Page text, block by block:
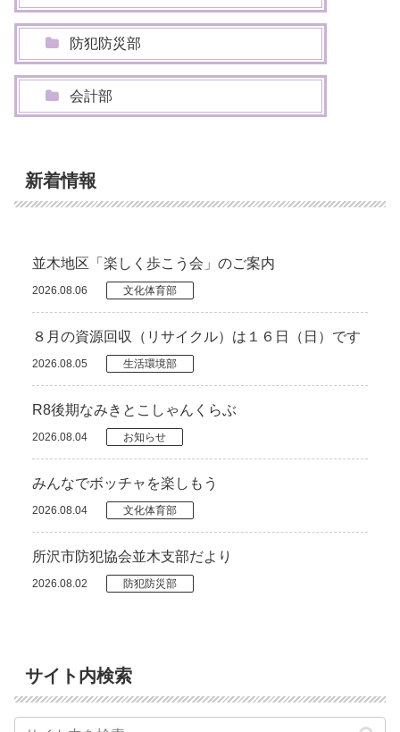
防犯防災部
会計部
新着情報
並木地区「楽しく歩こう会」のご案内
2026.08.06 文化体育部
８月の資源回収（リサイクル）は１６日（日）です
2026.08.05 生活環境部
R8後期なみきとこしゃんくらぶ
2026.08.04 お知らせ
みんなでボッチャを楽しもう
2026.08.04 文化体育部
所沢市防犯協会並木支部だより
2026.08.02 防犯防災部
サイト内検索